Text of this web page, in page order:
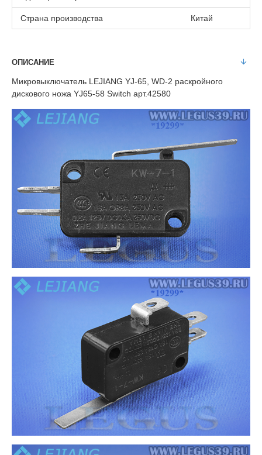
Страна производства Китай
ОПИСАНИЕ
Микровыключатель LEJIANG YJ-65, WD-2 раскройного
дискового ножа YJ65-58 Switch арт.42580